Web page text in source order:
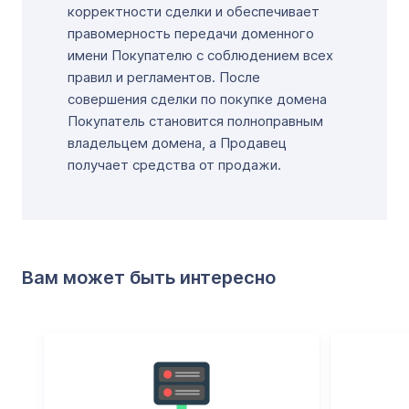
корректности сделки и обеспечивает
правомерность передачи доменного
имени Покупателю с соблюдением всех
правил и регламентов. После
совершения сделки по покупке домена
Покупатель становится полноправным
владельцем домена, а Продавец
получает средства от продажи.
Вам может быть интересно